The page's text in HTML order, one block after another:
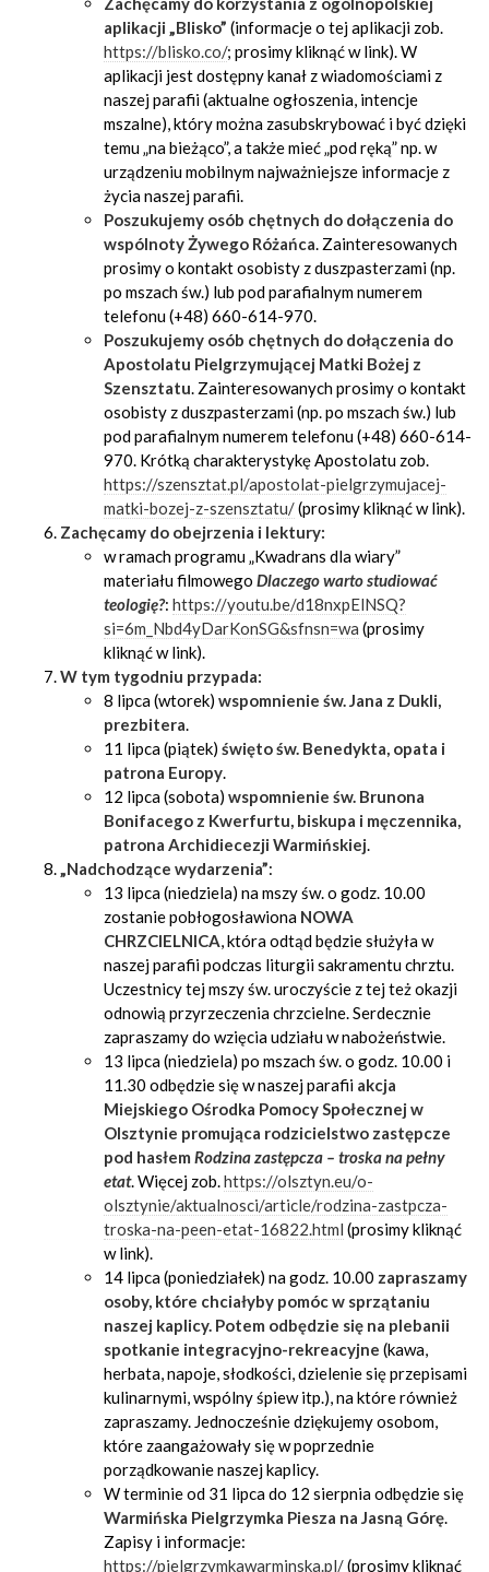
aplikacji „Blisko” (informacje o tej aplikacji zob.
https://blisko.co/; prosimy kliknąć w link). W
aplikacji jest dostępny kanał z wiadomościami z
naszej parafii (aktualne ogłoszenia, intencje
mszalne), który można zasubskrybować i być dzięki
temu „na bieżąco”, a także mieć „pod ręką” np. w
urządzeniu mobilnym najważniejsze informacje z
życia naszej parafii.
Poszukujemy osób chętnych do dołączenia do
wspólnoty Żywego Różańca. Zainteresowanych
prosimy o kontakt osobisty z duszpasterzami (np.
po mszach św.) lub pod parafialnym numerem
telefonu (+48) 660-614-970.
Poszukujemy osób chętnych do dołączenia do
Apostolatu Pielgrzymującej Matki Bożej z
Szensztatu. Zainteresowanych prosimy o kontakt
osobisty z duszpasterzami (np. po mszach św.) lub
pod parafialnym numerem telefonu (+48) 660-614-
970. Krótką charakterystykę Apostolatu zob.
https://szensztat.pl/apostolat-pielgrzymujacej-
matki-bozej-z-szensztatu/(prosimy kliknąć w link).
Zachęcamy do obejrzenia i lektury:
w ramach programu „Kwadrans dla wiary”
materiału filmowego Dlaczego warto studiować
teologię?: https://youtu.be/d18nxpElNSQ?
si=6m_Nbd4yDarKonSG&sfnsn=wa (prosimy
kliknąć w link).
W tym tygodniu przypada:
8 lipca (wtorek) wspomnienie św. Jana z Dukli,
prezbitera.
11 lipca (piątek) święto św. Benedykta, opata i
patrona Europy.
12 lipca (sobota) wspomnienie św. Brunona
Bonifacego z Kwerfurtu, biskupa i męczennika,
patrona Archidiecezji Warmińskiej.
„Nadchodzące wydarzenia”:
13 lipca (niedziela) na mszy św. o godz. 10.00
zostanie pobłogosławiona NOWA
CHRZCIELNICA, która odtąd będzie służyła w
naszej parafii podczas liturgii sakramentu chrztu.
Uczestnicy tej mszy św. uroczyście z tej też okazji
odnowią przyrzeczenia chrzcielne. Serdecznie
zapraszamy do wzięcia udziału w nabożeństwie.
13 lipca (niedziela) po mszach św. o godz. 10.00 i
11.30 odbędzie się w naszej parafii akcja
Miejskiego Ośrodka Pomocy Społecznej w
Olsztynie promująca rodzicielstwo zastępcze
pod hasłem Rodzina zastępcza – troska na pełny
etat. Więcej zob.https://olsztyn.eu/o-
olsztynie/aktualnosci/article/rodzina-zastpcza-
troska-na-peen-etat-16822.html (prosimy kliknąć
w link).
14 lipca (poniedziałek) na godz. 10.00 zapraszamy
osoby, które chciałyby pomóc w sprzątaniu
naszej kaplicy. Potem odbędzie się na plebanii
spotkanie integracyjno-rekreacyjne (kawa,
herbata, napoje, słodkości, dzielenie się przepisami
kulinarnymi, wspólny śpiew itp.), na które również
zapraszamy. Jednocześnie dziękujemy osobom,
które zaangażowały się w poprzednie
porządkowanie naszej kaplicy.
W terminie od 31 lipca do 12 sierpnia odbędzie się
Warmińska Pielgrzymka Piesza na Jasną Górę.
Zapisy i informacje:
https://pielgrzymkawarminska.pl/(prosimy kliknąć